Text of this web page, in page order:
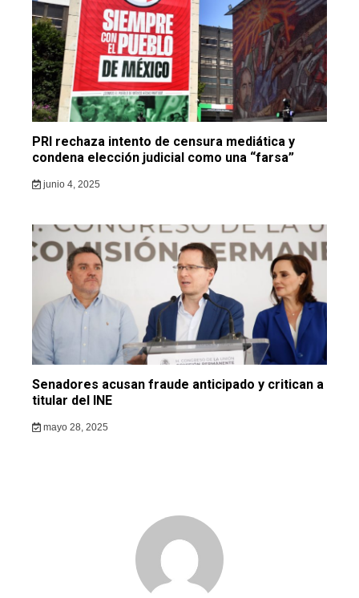
PRI rechaza intento de censura mediática y
condena elección judicial como una “farsa”
junio 4, 2025
Senadores acusan fraude anticipado y critican a
titular del INE
mayo 28, 2025